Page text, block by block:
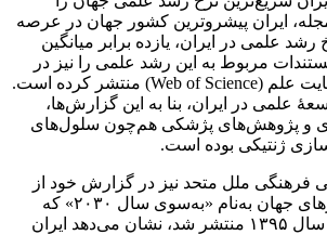
ایران پیشروترین کشور جهان در عرصه
علمی در ایران، یازده برابر میانگین
مربوط به این رشد علمی را نیز در
پایگاه اطلاعاتی وب‌سایت علم (Web of Science) منتشر کرده است.
علمی در ایران، بنا به این گزارش‌ها،
و پژوهش‌های پژشکی هم‌چون سلول‌های
ژنتیکی بوده است.
فرهنگی ملل متحد نیز در گزارش خود از
پیشرفت علمی کشورهای جهان به‌نام «به‌سوی سال ۲۰۳۰» که
آخرین ویراستِ آن در سال ۱۳۹۵ منتشر شد، نشان می‌دهد ایران